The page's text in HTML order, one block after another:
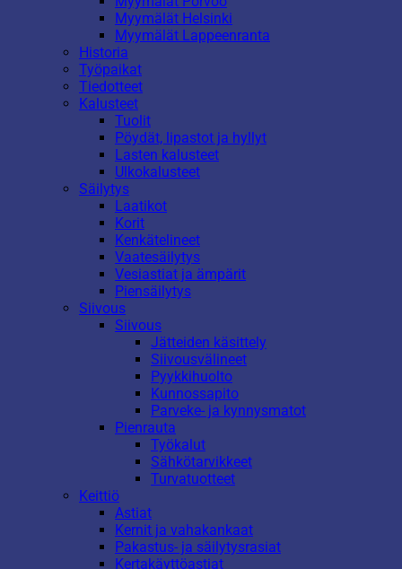
Myymälät Helsinki
Myymälät Lappeenranta
Historia
Työpaikat
Tiedotteet
Kalusteet
Tuolit
Pöydät, lipastot ja hyllyt
Lasten kalusteet
Ulkokalusteet
Säilytys
Laatikot
Korit
Kenkätelineet
Vaatesäilytys
Vesiastiat ja ämpärit
Piensäilytys
Siivous
Siivous
Jätteiden käsittely
Siivousvälineet
Pyykkihuolto
Kunnossapito
Parveke- ja kynnysmatot
Pienrauta
Työkalut
Sähkötarvikkeet
Turvatuotteet
Keittiö
Astiat
Kernit ja vahakankaat
Pakastus- ja säilytysrasiat
Kertakäyttöastiat